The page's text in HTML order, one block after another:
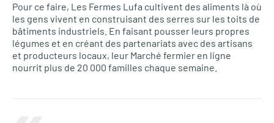
Pour ce faire, Les Fermes Lufa cultivent des aliments là où
les gens vivent en construisant des serres sur les toits de
bâtiments industriels. En faisant pousser leurs propres
légumes et en créant des partenariats avec des artisans
et producteurs locaux, leur Marché fermier en ligne
nourrit plus de 20 000 familles chaque semaine.